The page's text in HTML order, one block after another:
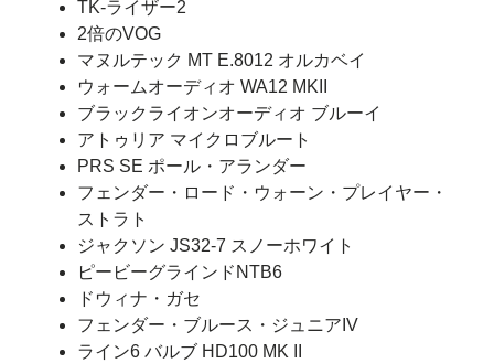
TK-ライザー2
2倍のVOG
マヌルテック MT E.8012 オルカベイ
ウォームオーディオ WA12 MKII
ブラックライオンオーディオ ブルーイ
アトゥリア マイクロブルート
PRS SE ポール・アランダー
フェンダー・ロード・ウォーン・プレイヤー・
ストラト
ジャクソン JS32-7 スノーホワイト
ピービーグラインドNTB6
ドウィナ・ガセ
フェンダー・ブルース・ジュニアIV
ライン6 バルブ HD100 MK II